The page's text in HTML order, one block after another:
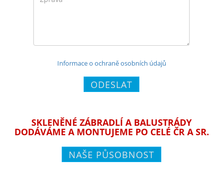
Informace o ochraně osobních údajů
ODESLAT
SKLENĚNÉ ZÁBRADLÍ A BALUSTRÁDY
DODÁVÁME A MONTUJEME PO CELÉ ČR A SR.
NAŠE PŮSOBNOST